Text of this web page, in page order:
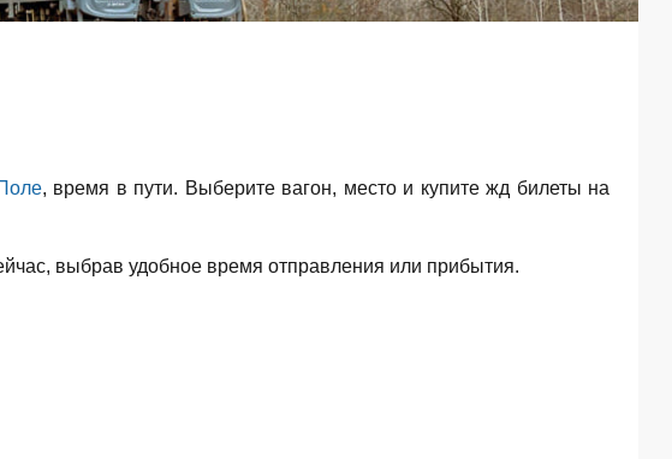
, время в пути. Выберите вагон, место и купите жд билеты на
выбрав удобное время отправления или прибытия.